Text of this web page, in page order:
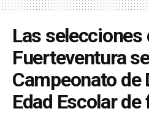
Las selecciones
Fuerteventura
Campeonato de
Edad Escolar